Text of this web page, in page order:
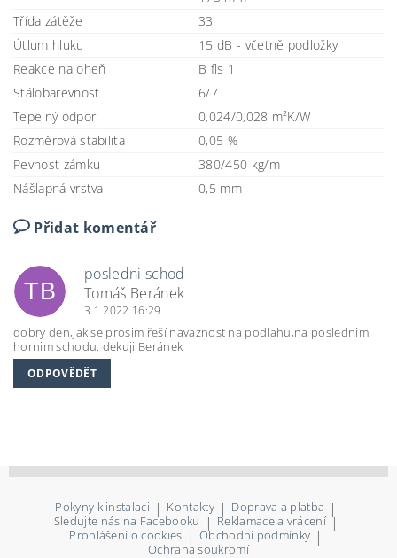
Třída zátěže
33
Útlum hluku
15 dB - včetně podložky
Reakce na oheň
B fls 1
Stálobarevnost
6/7
Tepelný odpor
0,024/0,028 m²K/W
Rozměrová stabilita
0,05 %
Pevnost zámku
380/450 kg/m
Nášlapná vrstva
0,5 mm
Přidat komentář
TB
posledni schod
Tomáš Beránek
3.1.2022 16:29
dobry den,jak se prosim řeší navaznost na podlahu,na poslednim
hornim schodu. dekuji Beránek
ODPOVĚDĚT
Pokyny k instalaci | Kontakty | Doprava a platba |
Sledujte nás na Facebooku | Reklamace a vrácení |
Prohlášení o cookies | Obchodní podmínky |
Ochrana soukromí